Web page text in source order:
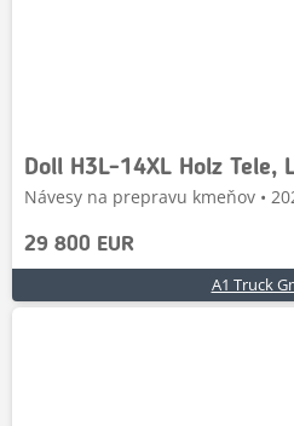
Doll H3L-14XL Holz Tele,
Návesy na prepravu kmeňov •
29 800 EUR
A1 Truck